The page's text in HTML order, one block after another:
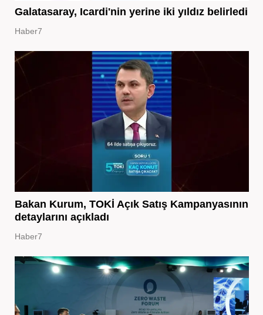
Galatasaray, Icardi'nin yerine iki yıldız belirledi
Haber7
Bakan Kurum, TOKİ Açık Satış Kampanyasının
detaylarını açıkladı
Haber7